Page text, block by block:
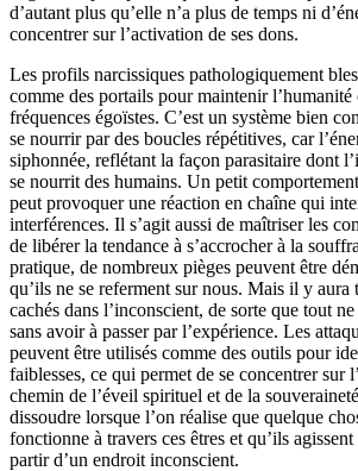
d’autant plus qu’elle n’a plus de temps ni
concentrer sur l’activation de ses dons.
Les profils narcissiques pathologiquement
comme des portails pour maintenir l’humanité
fréquences égoïstes. C’est un système bien
se nourrir par des boucles répétitives, car
siphonnée, reflétant la façon parasitaire dont
se nourrit des humains. Un petit
peut provoquer une réaction en chaîne qui
interférences. Il s’agit aussi de maîtriser les
de libérer la tendance à s’accrocher à la
pratique, de nombreux pièges peuvent être
qu’ils ne se referment sur nous. Mais il y aura
cachés dans l’inconscient, de sorte que tout
sans avoir à passer par l’expérience. Les
peuvent être utilisés comme des outils pour
faiblesses, ce qui permet de se concentrer sur
chemin de l’éveil spirituel et de la
dissoudre lorsque l’on réalise que quelque
fonctionne à travers ces êtres et qu’ils
partir d’un endroit inconscient.